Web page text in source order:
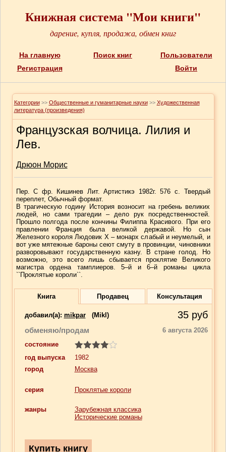
Книжная система "Мои книги"
дарение, купля, продажа, обмен книг
На главную Поиск книг
Пользователи
Регистрация
Войти
Категории >> Общественные и гуманитарные науки >> Художественная
литература (произведения)
Французская волчица. Лилия и
Лев.
Дрюон Морис
Пер. С фр. Кишинев Лит. Артистикэ 1982г. 576 с. Твердый
переплет, Обычный формат.
В трагическую годину История возносит на гребень великих
людей, но сами трагедии – дело рук посредственностей.
Прошло полгода после кончины Филиппа Красивого. При его
правлении Франция была великой державой. Но сын
Железного короля Людовик X – монарх слабый и неумелый, и
вот уже мятежные бароны сеют смуту в провинции, чиновники
разворовывают государственную казну. В стране голод. Но
возможно, это всего лишь сбывается проклятие Великого
магистра ордена тамплиеров. 5–й и 6–й романы цикла
``Проклятые короли``.
Книга Продавец Консультация
добавил(a): mikpar (Mikl) 35 руб
обменяю/продам
6 августа 2026
состояние
год выпуска
1982
город
Москва
серия Проклятые короли
жанры
Зарубежная классика
Исторические романы